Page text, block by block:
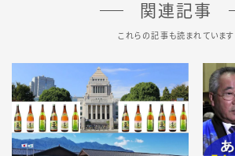
関連記事
これらの記事も読まれています